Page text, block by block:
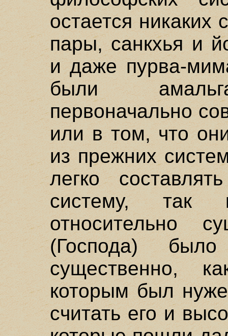
остается никаких
пары, санкхья и
и даже пурва-
были
первоначально
или в том, что
из прежних
легко
систему, так
относительно
(Господа)
существенно,
которым был
считать его и